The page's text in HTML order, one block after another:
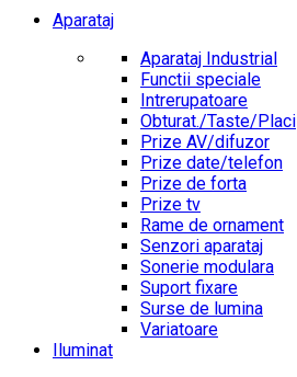
Aparataj
Aparataj Industrial
Functii speciale
Intrerupatoare
Obturat./Taste/Placi
Prize AV/difuzor
Prize date/telefon
Prize de forta
Prize tv
Rame de ornament
Senzori aparataj
Sonerie modulara
Suport fixare
Surse de lumina
Variatoare
Iluminat